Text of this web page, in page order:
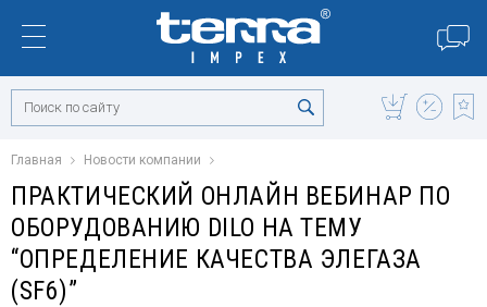
Главная Новости компании
ПРАКТИЧЕСКИЙ ОНЛАЙН ВЕБИНАР ПО
ОБОРУДОВАНИЮ DILO НА ТЕМУ
“ОПРЕДЕЛЕНИЕ КАЧЕСТВА ЭЛЕГАЗА
(SF6)”